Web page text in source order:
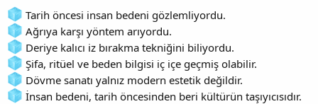
Tarih öncesi insan bedeni gözlemliyordu.
Ağrıya karşı yöntem arıyordu.
Deriye kalıcı iz bırakma tekniğini biliyordu.
Şifa, ritüel ve beden bilgisi iç içe geçmiş olabilir.
Dövme sanatı yalnız modern estetik değildir.
İnsan bedeni, tarih öncesinden beri kültürün taşıyıcısıdır.